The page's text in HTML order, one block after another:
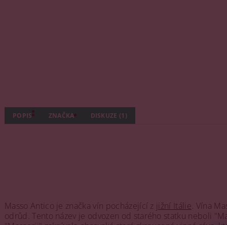
POPIS ZNAČKA DISKUZE (1)
Masso Antico je značka vín pocházející z jižní Itálie . Vína
odrůd. Tento název je odvozen od starého statku neboli